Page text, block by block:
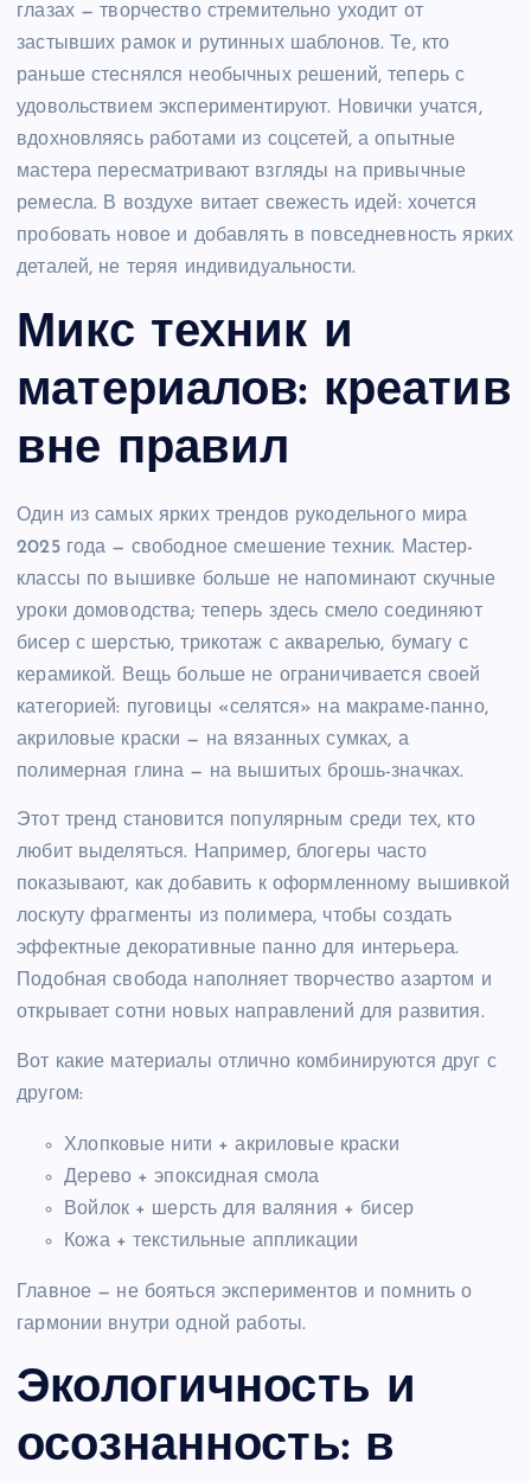
глазах — творчество стремительно уходит от
застывших рамок и рутинных шаблонов. Те, кто
раньше стеснялся необычных решений, теперь с
удовольствием экспериментируют. Новички учатся,
вдохновляясь работами из соцсетей, а опытные
мастера пересматривают взгляды на привычные
ремесла. В воздухе витает свежесть идей: хочется
пробовать новое и добавлять в повседневность ярких
деталей, не теряя индивидуальности.
Микс техник и
материалов: креатив
вне правил
Один из самых ярких трендов рукодельного мира
2025 года — свободное смешение техник. Мастер-
классы по вышивке больше не напоминают скучные
уроки домоводства; теперь здесь смело соединяют
бисер с шерстью, трикотаж с акварелью, бумагу с
керамикой. Вещь больше не ограничивается своей
категорией: пуговицы «селятся» на макраме-панно,
акриловые краски — на вязанных сумках, а
полимерная глина — на вышитых брошь-значках.
Этот тренд становится популярным среди тех, кто
любит выделяться. Например, блогеры часто
показывают, как добавить к оформленному вышивкой
лоскуту фрагменты из полимера, чтобы создать
эффектные декоративные панно для интерьера.
Подобная свобода наполняет творчество азартом и
открывает сотни новых направлений для развития.
Вот какие материалы отлично комбинируются друг с
другом:
Хлопковые нити + акриловые краски
Дерево + эпоксидная смола
Войлок + шерсть для валяния + бисер
Кожа + текстильные аппликации
Главное — не бояться экспериментов и помнить о
гармонии внутри одной работы.
Экологичность и
осознанность: в